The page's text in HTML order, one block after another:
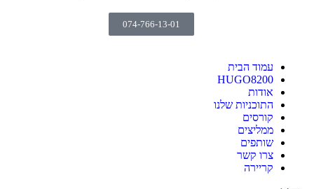
074-766-13-01
עמוד הבית
HUGO8200
אודות
התוכניות שלנו
קורסים
ממליצים
שותפים
צרו קשר
קריירה